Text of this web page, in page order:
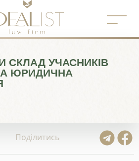
СКЛАД УЧАСНИКІВ
ЮРИДИЧНА
Поділитись